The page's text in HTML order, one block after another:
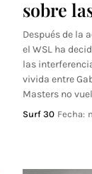
sobre
Después de la
el WSL ha
las
vivida entre
Masters no
Surf 30 Fecha: